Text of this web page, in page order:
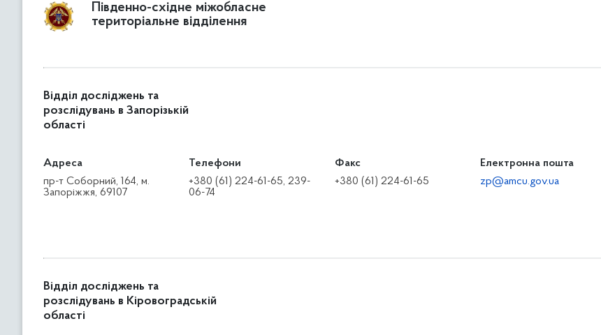
Південно-східне міжобласне
територіальне відділення
Відділ досліджень та
розслідувань в Запорізькій
області
Адреса
пр-т Соборний, 164, м.
Запоріжжя, 69107
Телефони
+380 (61) 224-61-65, 239-
06-74
Факс
+380 (61) 224-61-65
Електронна пошта
zp@amcu.gov.ua
Відділ досліджень та
розслідувань в Кіровоградській
області